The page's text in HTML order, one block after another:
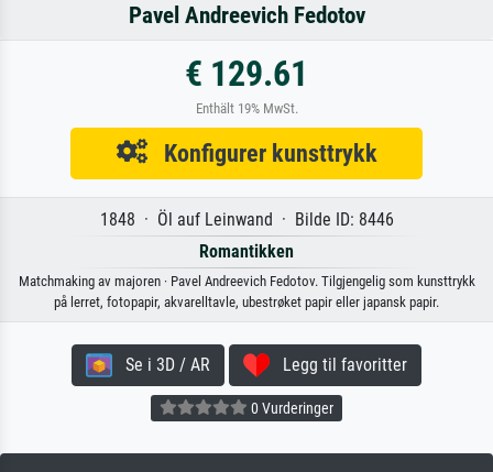
Pavel Andreevich Fedotov
€ 129.61
Enthält 19% MwSt.
Konfigurer kunsttrykk
1848 · Öl auf Leinwand · Bilde ID: 8446
Romantikken
Matchmaking av majoren · Pavel Andreevich Fedotov. Tilgjengelig som kunsttrykk
på lerret, fotopapir, akvarelltavle, ubestrøket papir eller japansk papir.
Se i 3D / AR Legg til favoritter
0 Vurderinger